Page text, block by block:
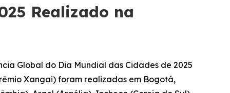
Realizado na
Global do Dia Mundial das Cidades de 2025
Xangai) foram realizadas em Bogotá,